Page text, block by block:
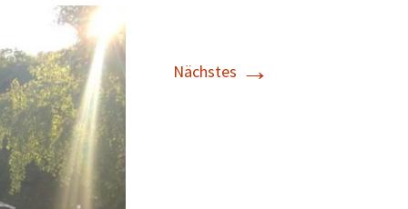
Indoorcup in Bitterfeld
beim Indoorcup
Nächstes →